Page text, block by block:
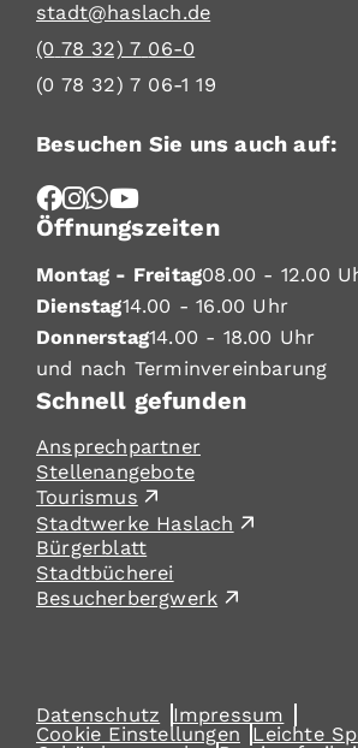
stadt@haslach.de
(0 78 32) 7 06-0
(0 78 32) 7 06-1 19
Besuchen Sie uns auch auf:
Öffnungszeiten
Montag - Freitag08.00 - 12.00
Dienstag14.00 - 16.00 Uhr
Donnerstag14.00 - 18.00 Uhr
und nach Terminvereinbarung
Schnell gefunden
Ansprechpartner
Stellenangebote
Tourismus
Stadtwerke Haslach
Bürgerblatt
Stadtbücherei
Besucherbergwerk
Datenschutz
Impressum
Cookie Einstellungen
Leichte